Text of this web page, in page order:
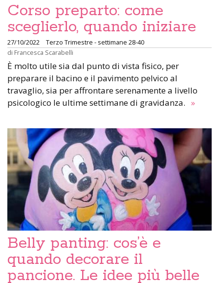
Corso preparto: come
sceglierlo, quando iniziare
27/10/2022
Terzo Trimestre - settimane 28-40
di Francesca Scarabelli
È molto utile sia dal punto di vista fisico, per
preparare il bacino e il pavimento pelvico al
travaglio, sia per affrontare serenamente a livello
psicologico le ultime settimane di gravidanza. »
Belly panting: cos’è e
quando decorare il
pancione. Le idee più belle